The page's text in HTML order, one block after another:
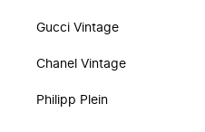
Gucci Vintage
Chanel Vintage
Philipp Plein